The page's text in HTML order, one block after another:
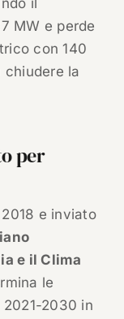
il
MW e perde
con 140
chiudere la
per
e inviato
e il Clima
le
2021-2030 in